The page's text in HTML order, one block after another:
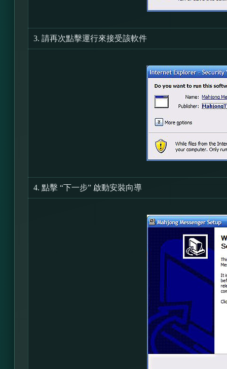
3. 請再次點擊運行來接受該軟件
4. 點擊 “下一步” 啟動安裝向導